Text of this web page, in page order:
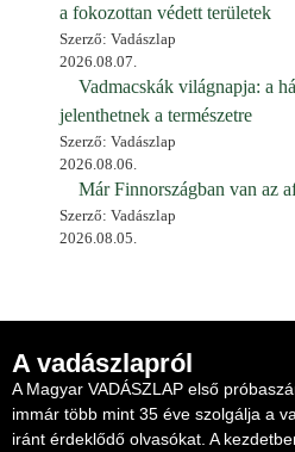
a fokozottan védett területek
Szerző: Vadászlap
2026.08.07.
Vadmacskák világnapja: a
jelenthetnek a természetre
Szerző: Vadászlap
2026.08.06.
Már Finnországban van az
Szerző: Vadászlap
2026.08.05.
A vadászlapról
A Magyar VADÁSZLAP első
immár több mint 35 éve szolgálja a
iránt érdeklődő olvasókat. A